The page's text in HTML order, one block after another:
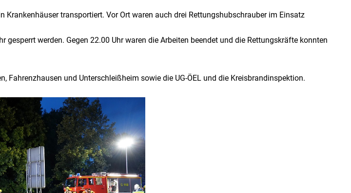
transportiert. Vor Ort waren auch drei Rettungshubschrauber im Einsatz
werden. Gegen 22.00 Uhr waren die Arbeiten beendet und die Rettungskräfte konnten
und Unterschleißheim sowie die UG-ÖEL und die Kreisbrandinspektion.